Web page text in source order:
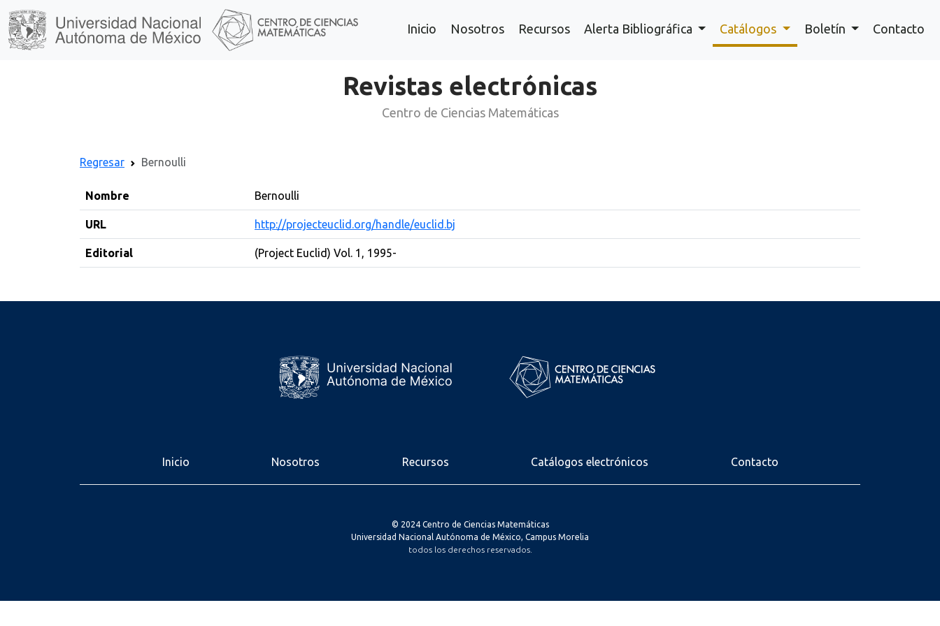
Inicio Nosotros Recursos Alerta Bibliográfica Catálogos Boletín Contacto
Revistas electrónicas
Centro de Ciencias Matemáticas
Regresar Bernoulli
Nombre Bernoulli
URL http://projecteuclid.org/handle/euclid.bj
Editorial (Project Euclid) Vol. 1, 1995-
Inicio Nosotros Recursos Catálogos electrónicos Contacto
© 2024 Centro de Ciencias Matemáticas
Universidad Nacional Autónoma de México, Campus Morelia
todos los derechos reservados.